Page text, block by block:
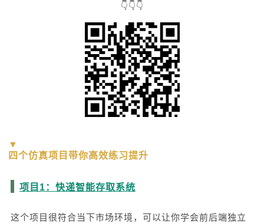
👇👇👇
▼
四个仿真项目带你高效练习提升
项目1：快递智能存取系统
这个项目很符合当下市场环境，可以让你学会前后端独立